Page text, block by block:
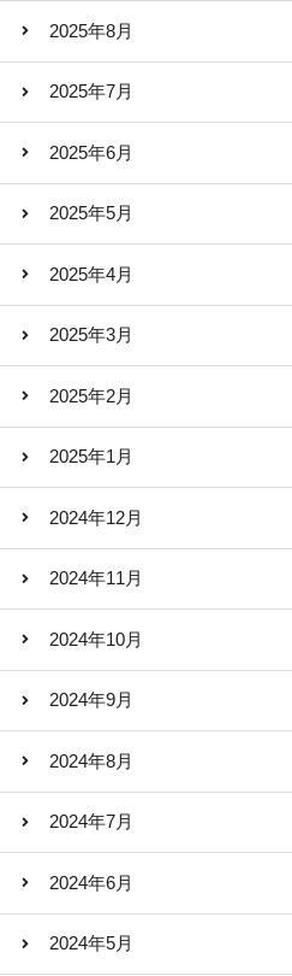
2025年8月
2025年7月
2025年6月
2025年5月
2025年4月
2025年3月
2025年2月
2025年1月
2024年12月
2024年11月
2024年10月
2024年9月
2024年8月
2024年7月
2024年6月
2024年5月